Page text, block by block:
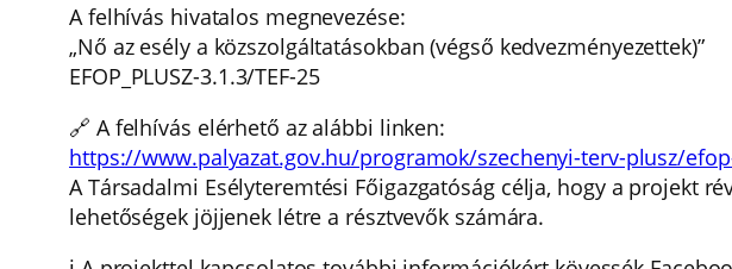
A felhívás hivatalos megnevezése:
„Nő az esély a közszolgáltatásokban (végső kedvezményezettek)”
EFOP_PLUSZ-3.1.3/TEF-25
🔗 A felhívás elérhető az alábbi linken:
https://www.palyazat.gov.hu/programok/szechenyi-terv-plusz/
A Társadalmi Esélyteremtési Főigazgatóság célja, hogy a projekt
lehetőségek jöjjenek létre a résztvevők számára.